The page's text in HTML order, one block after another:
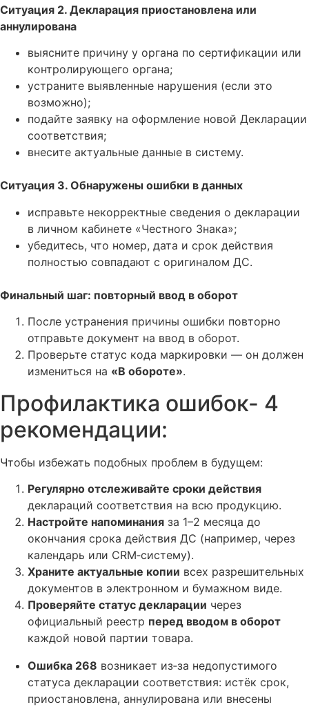
Ситуация 2. Декларация приостановлена или
аннулирована
выясните причину у органа по сертификации или
контролирующего органа;
устраните выявленные нарушения (если это
возможно);
подайте заявку на оформление новой Декларации
соответствия;
внесите актуальные данные в систему.
Ситуация 3. Обнаружены ошибки в данных
исправьте некорректные сведения о декларации
в личном кабинете «Честного Знака»;
убедитесь, что номер, дата и срок действия
полностью совпадают с оригиналом ДС.
Финальный шаг: повторный ввод в оборот
После устранения причины ошибки повторно
отправьте документ на ввод в оборот.
Проверьте статус кода маркировки — он должен
измениться на «В обороте».
Профилактика ошибок- 4
рекомендации:
Чтобы избежать подобных проблем в будущем:
Регулярно отслеживайте сроки действия
деклараций соответствия на всю продукцию.
Настройте напоминания за 1–2 месяца до
окончания срока действия ДС (например, через
календарь или CRM‑систему).
Храните актуальные копии всех разрешительных
документов в электронном и бумажном виде.
Проверяйте статус декларации через
официальный реестр перед вводом в оборот
каждой новой партии товара.
Ошибка 268 возникает из‑за недопустимого
статуса декларации соответствия: истёк срок,
приостановлена, аннулирована или внесены